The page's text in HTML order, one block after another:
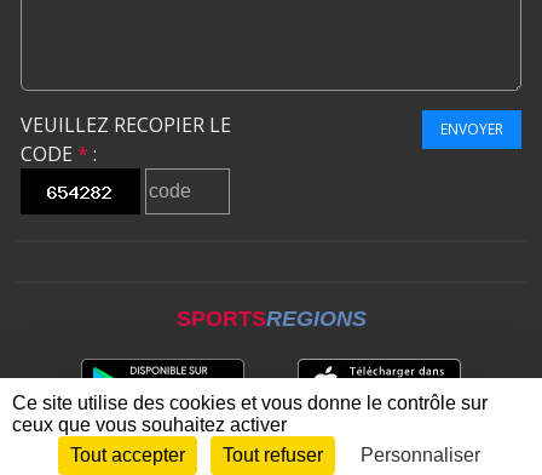
VEUILLEZ RECOPIER LE
CODE * :
ENVOYER
SPORTSREGIONS
Envie de participer ? CONNEXION
Ce site utilise des cookies et vous donne le contrôle sur
ceux que vous souhaitez activer
Tout accepter
Tout refuser Personnaliser